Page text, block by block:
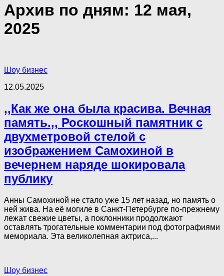
Архив по дням: 12 мая,
2025
Шоу бизнес
12.05.2025
,,Как же она была красива. Вечная
память.,, Роскошный памятник с
двухметровой стелой с
изображением Самохиной в
вечернем наряде шокировала
публику
Анны Самохиной не стало уже 15 лет назад, но память о
ней жива. На её могиле в Санкт-Петербурге по-прежнему
лежат свежие цветы, а поклонники продолжают
оставлять трогательные комментарии под фотографиями
мемориала. Эта великолепная актриса,...
Шоу бизнес